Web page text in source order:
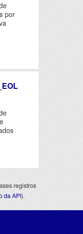
por
registros
da API).